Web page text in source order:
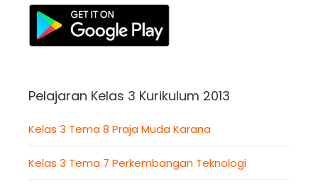
Pelajaran Kelas 3 Kurikulum 2013
Kelas 3 Tema 8 Praja Muda Karana
Kelas 3 Tema 7 Perkembangan Teknologi